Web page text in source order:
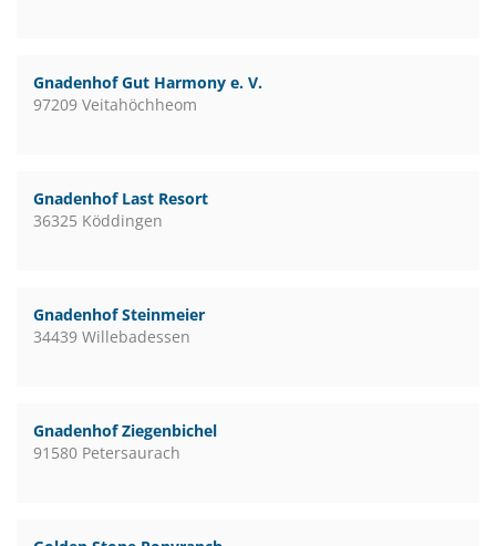
Gnadenhof Gut Harmony e. V.
97209 Veitahöchheom
Gnadenhof Last Resort
36325 Köddingen
Gnadenhof Steinmeier
34439 Willebadessen
Gnadenhof Ziegenbichel
91580 Petersaurach